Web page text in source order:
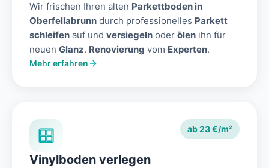
Wir frischen Ihren alten Parkettboden in
Oberfellabrunn durch professionelles Parkett
schleifen auf und versiegeln oder ölen ihn für
neuen Glanz. Renovierung vom Experten.
Mehr erfahren
ab 23 €/m²
Vinylboden verlegen